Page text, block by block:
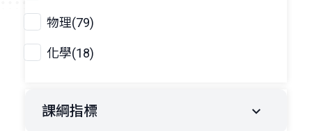
物理(79)
化學(18)
課綱指標